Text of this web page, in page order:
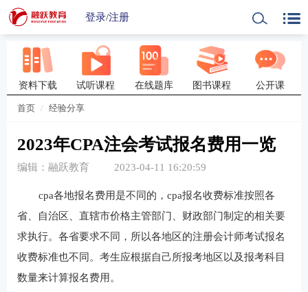
登录/注册
资料下载 试听课程 在线题库 图书课程 公开课
首页 经验分享
2023年CPA注会考试报名费用一览
编辑：融跃教育 2023-04-11 16:20:59
cpa各地报名费用是不同的，cpa报名收费标准按照各
省、自治区、直辖市价格主管部门、财政部门制定的相关要
求执行。各省要求不同，所以各地区的注册会计师考试报名
收费标准也不同。考生应根据自己所报考地区以及报考科目
数量来计算报名费用。